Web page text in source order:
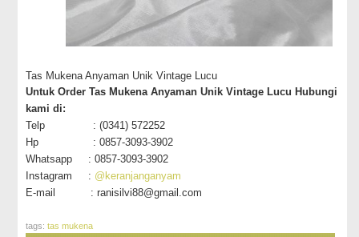
Tas Mukena Anyaman Unik Vintage Lucu
Untuk Order Tas Mukena Anyaman Unik Vintage Lucu Hubungi
kami di:
Telp : (0341) 572252
Hp : 0857-3093-3902
Whatsapp : 0857-3093-3902
Instagram : @keranjanganyam
E-mail : ranisilvi88@gmail.com
tags:tas mukena